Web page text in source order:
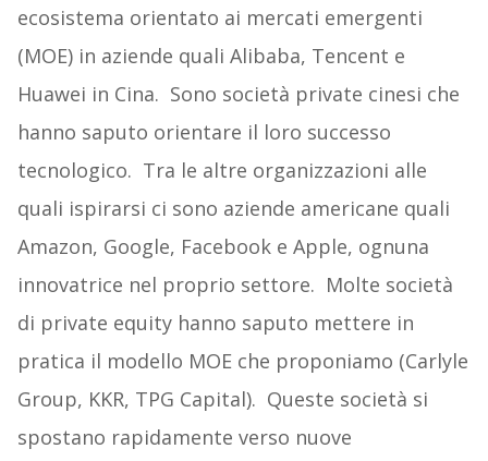
ecosistema orientato ai mercati emergenti
(MOE) in aziende quali Alibaba, Tencent e
Huawei in Cina. Sono società private cinesi che
hanno saputo orientare il loro successo
tecnologico. Tra le altre organizzazioni alle
quali ispirarsi ci sono aziende americane quali
Amazon, Google, Facebook e Apple, ognuna
innovatrice nel proprio settore. Molte società
di private equity hanno saputo mettere in
pratica il modello MOE che proponiamo (Carlyle
Group, KKR, TPG Capital). Queste società si
spostano rapidamente verso nuove